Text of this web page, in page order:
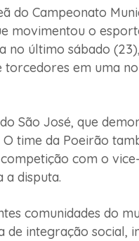
do Campeonato
movimentou o
no último sábado
torcedores em uma
São José, que
time da Poeirão
com o
disputa.
comunidades do
integração social,